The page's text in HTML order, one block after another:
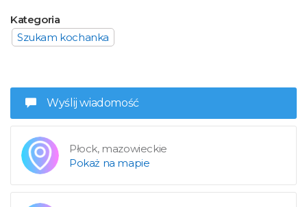
Kategoria
Szukam kochanka
Wyślij wiadomość
Płock, mazowieckie
Pokaż na mapie